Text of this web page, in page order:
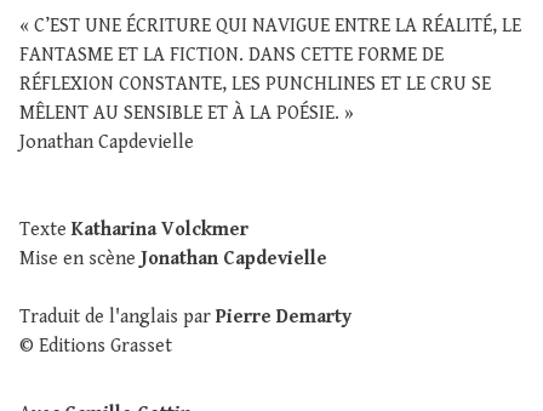
« C’EST UNE ÉCRITURE QUI NAVIGUE ENTRE LA RÉALITÉ, LE
FANTASME ET LA FICTION. DANS CETTE FORME DE
RÉFLEXION CONSTANTE, LES PUNCHLINES ET LE CRU SE
MÊLENT AU SENSIBLE ET À LA POÉSIE. »
Jonathan Capdevielle
Texte Katharina Volckmer
Mise en scèneJonathan Capdevielle
Traduit de l'anglais par Pierre Demarty
© Editions Grasset